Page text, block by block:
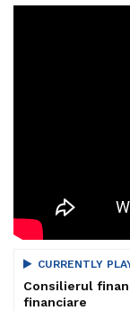
CURRENTLY
Consilierul
financiare